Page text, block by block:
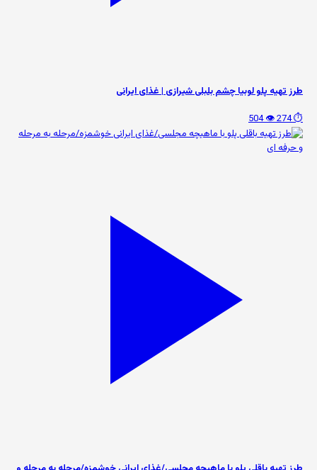
طرز تهیه پلو لوبیا چشم بلبلی شیرازی | غذای ایرانی
⏱️ 274
👁️ 504